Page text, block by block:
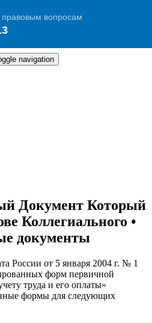
navigation
Документ Который
Коллегиального •
документы
России от 5 января 2004 г. № 1
форм первичной
труда и его оплаты»
формы для следующих